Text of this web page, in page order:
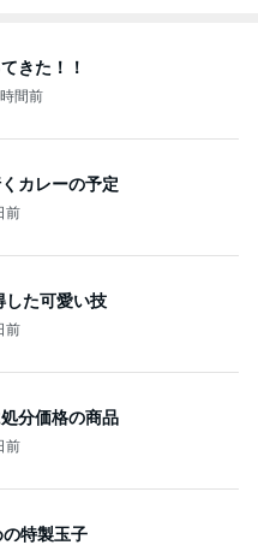
きた！！
間前
カレーの予定
前
した可愛い技
前
分価格の商品
前
特製玉子